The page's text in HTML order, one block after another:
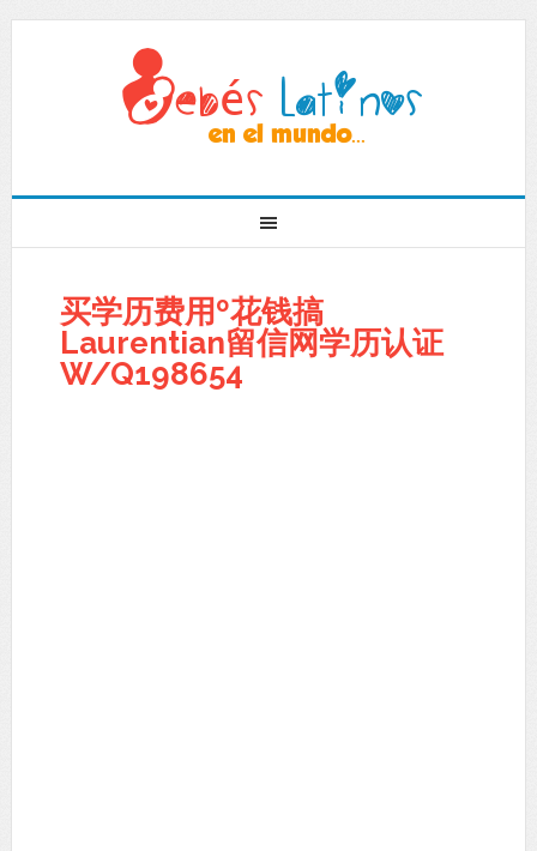
买学历费用º花钱搞
Laurentian留信网学历认证
W/Q198654